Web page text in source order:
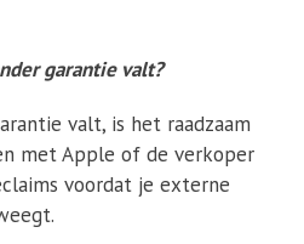
garantie valt?
valt, is het raadzaam
met Apple of de verkoper
voordat je externe